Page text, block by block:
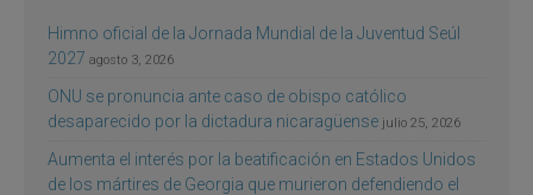
Himno oficial de la Jornada Mundial de la Juventud Seúl
2027 agosto 3, 2026
ONU se pronuncia ante caso de obispo católico
desaparecido por la dictadura nicaragüense julio 25, 2026
Aumenta el interés por la beatificación en Estados Unidos
de los mártires de Georgia que murieron defendiendo el